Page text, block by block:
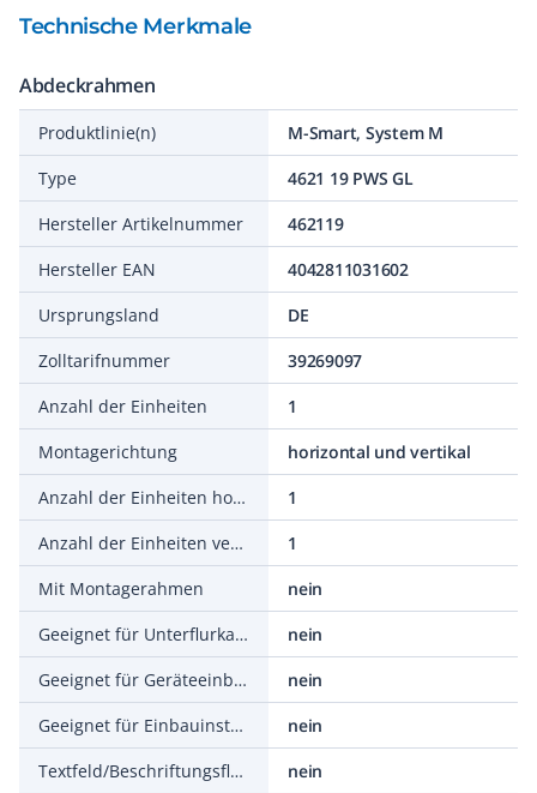
Technische Merkmale
Abdeckrahmen
Produktlinie(n)
M-Smart, System M
Type
4621 19 PWS GL
Hersteller Artikelnummer
462119
Hersteller EAN
4042811031602
Ursprungsland
DE
Zolltarifnummer
39269097
Anzahl der Einheiten
1
Montagerichtung
horizontal und vertikal
Anzahl der Einheiten horizontal
1
Anzahl der Einheiten vertikal
1
Mit Montagerahmen
nein
Geeignet für Unterflurkanaldose
nein
Geeignet für Geräteeinbaukanal
nein
Geeignet für Einbauinstallation
nein
Textfeld/Beschriftungsfläche
nein